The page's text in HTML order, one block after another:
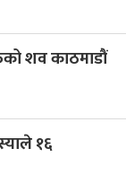
शव काठमाडौं
१६